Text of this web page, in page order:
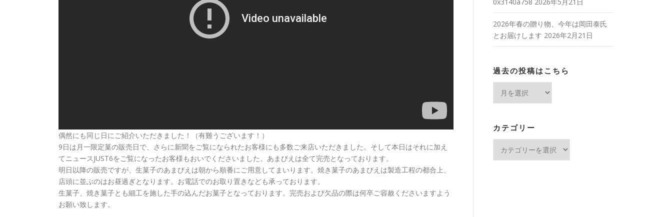
偶然にも同じ日にご紹介いただきました！（有難うございます！）
9日は月一限定菓の販売日で、さらに新聞をご覧になられたお客様にも多数ご来店いただきました。そして本日はそれに加え
てニュースJUST6をご覧になったお客様もおいでくださいました。あまびえは全て完売となっております。
明日以降の販売ですが、生菓子のあまびえは朝から順番にご用意してまいります。焼き菓子のあまびえは製造工程の都合上、
店頭に並ぶのはお昼過ぎとなります。お電話でのお取り置きなども承っております。
生菓子、焼き菓子とも細工を施した手の込んだお菓子となっております。完売および欠品の際は何卒ご容赦くださいますよう
お願い致します。
2026年春の贈り物、今年は岡田泰氏
とお届けします 2026年2月21日
過去の投稿はこちら
稿
カテゴリー